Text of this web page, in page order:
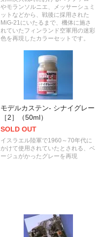
やモランソルニエ、メッサーシュミ
ットなどから、戦後に採用された
MiG-21にいたるまで、機体に施さ
れていたフィンランド空軍用の迷彩
色を再現したカラーセットです。
モデルカステン- シナイグレー
［2］（50ml）
SOLD OUT
イスラエル陸軍で1960～70年代に
かけて使用されていたとされる、ベ
ージュがかったグレーを再現